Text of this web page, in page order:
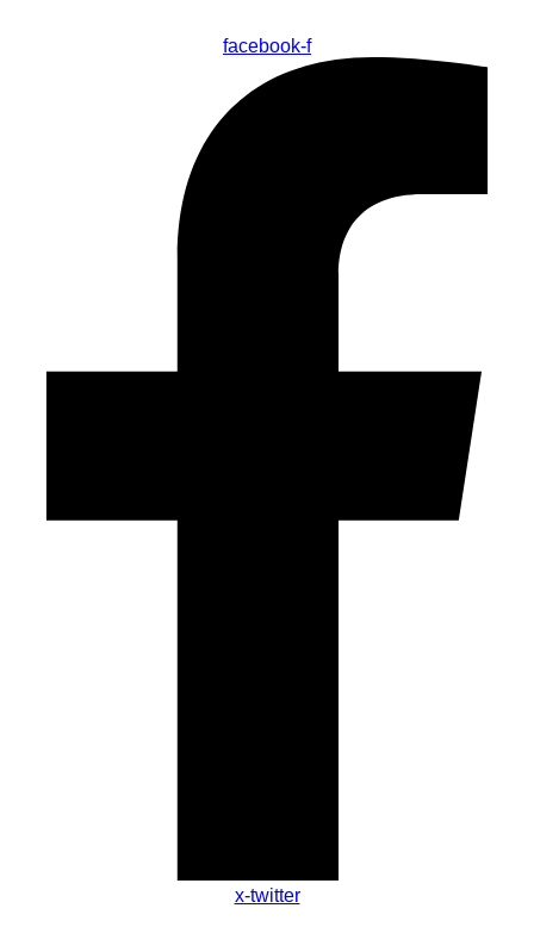
facebook-f
x-twitter